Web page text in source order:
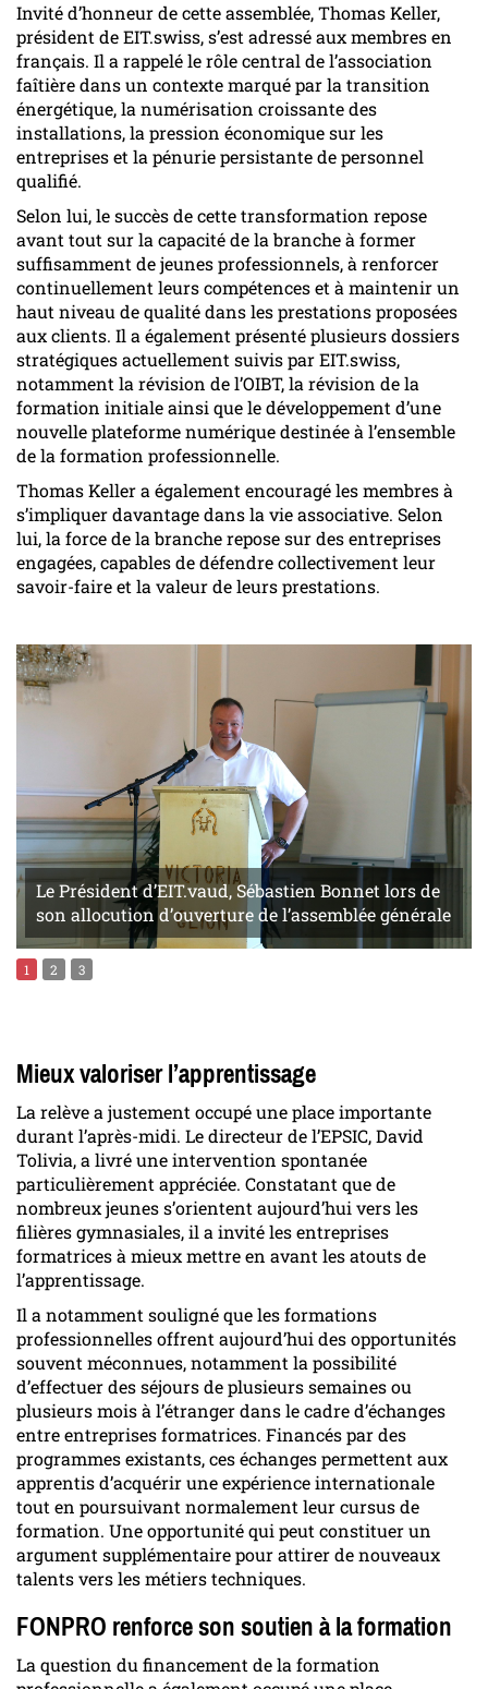
Invité d’honneur de cette assemblée, Thomas Keller,
président de EIT.swiss, s’est adressé aux membres en
français. Il a rappelé le rôle central de l’association
faîtière dans un contexte marqué par la transition
énergétique, la numérisation croissante des
installations, la pression économique sur les
entreprises et la pénurie persistante de personnel
qualifié.
Selon lui, le succès de cette transformation repose
avant tout sur la capacité de la branche à former
suffisamment de jeunes professionnels, à renforcer
continuellement leurs compétences et à maintenir un
haut niveau de qualité dans les prestations proposées
aux clients. Il a également présenté plusieurs dossiers
stratégiques actuellement suivis par EIT.swiss,
notamment la révision de l’OIBT, la révision de la
formation initiale ainsi que le développement d’une
nouvelle plateforme numérique destinée à l’ensemble
de la formation professionnelle.
Thomas Keller a également encouragé les membres à
s’impliquer davantage dans la vie associative. Selon
lui, la force de la branche repose sur des entreprises
engagées, capables de défendre collectivement leur
savoir-faire et la valeur de leurs prestations.
Le Président d’EIT.vaud, Sébastien Bonnet lors de
son allocution d’ouverture de l’assemblée générale
1 2 3
Mieux valoriser l’apprentissage
La relève a justement occupé une place importante
durant l’après-midi. Le directeur de l’EPSIC, David
Tolivia, a livré une intervention spontanée
particulièrement appréciée. Constatant que de
nombreux jeunes s’orientent aujourd’hui vers les
filières gymnasiales, il a invité les entreprises
formatrices à mieux mettre en avant les atouts de
l’apprentissage.
Il a notamment souligné que les formations
professionnelles offrent aujourd’hui des opportunités
souvent méconnues, notamment la possibilité
d’effectuer des séjours de plusieurs semaines ou
plusieurs mois à l’étranger dans le cadre d’échanges
entre entreprises formatrices. Financés par des
programmes existants, ces échanges permettent aux
apprentis d’acquérir une expérience internationale
tout en poursuivant normalement leur cursus de
formation. Une opportunité qui peut constituer un
argument supplémentaire pour attirer de nouveaux
talents vers les métiers techniques.
FONPRO renforce son soutien à la formation
La question du financement de la formation